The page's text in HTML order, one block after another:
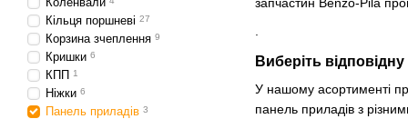
Виберіть
У нашому асортименті
панель приладів з
Кільця поршневі 27
Корзина зчеплення 9
Кришки 6
КПП 1
Ніжки 6
Панель приладів 3